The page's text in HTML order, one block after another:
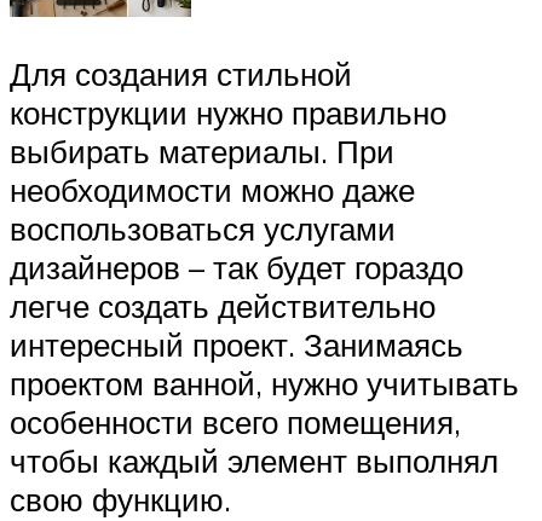
Для создания стильной
конструкции нужно правильно
выбирать материалы. При
необходимости можно даже
воспользоваться услугами
дизайнеров – так будет гораздо
легче создать действительно
интересный проект. Занимаясь
проектом ванной, нужно учитывать
особенности всего помещения,
чтобы каждый элемент выполнял
свою функцию.